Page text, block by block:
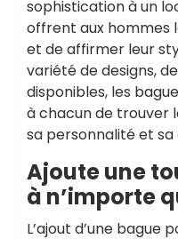
sophistication à un
offrent aux hommes
et de affirmer leur
variété de designs,
disponibles, les
à chacun de trouver
sa personnalité et
Ajoute une
à n’importe
L’ajout d’une bague